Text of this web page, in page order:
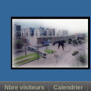
Nbre visiteurs Calendrier